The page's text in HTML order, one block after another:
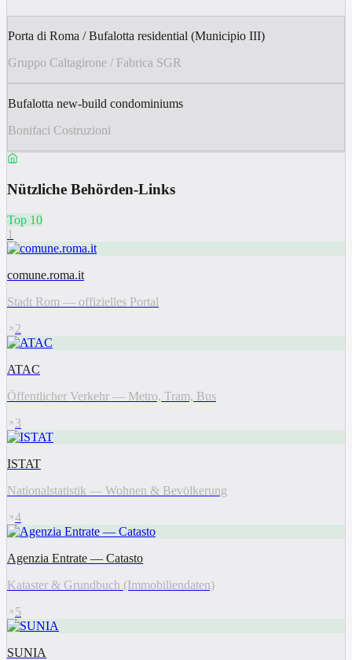
Porta di Roma / Bufalotta residential (Municipio III)
Gruppo Caltagirone / Fabrica SGR
Bufalotta new-build condominiums
Bonifaci Costruzioni
Nützliche Behörden-Links
Top 10
1
comune.roma.it
Stadt Rom — offizielles Portal
2
ATAC
Öffentlicher Verkehr — Metro, Tram, Bus
3
ISTAT
Nationalstatistik — Wohnen & Bevölkerung
4
Agenzia Entrate — Catasto
Kataster & Grundbuch (Immobiliendaten)
5
SUNIA